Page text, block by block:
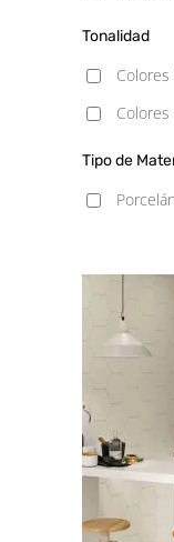
Tonalidad
Colores
Tipo de